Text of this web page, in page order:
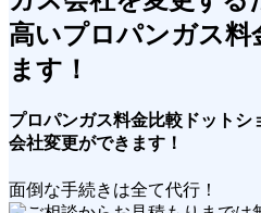
高いプロパンガス料
ます！
プロパンガス料金比較ドットシ
会社変更ができます！
面倒な手続きは全て代行！